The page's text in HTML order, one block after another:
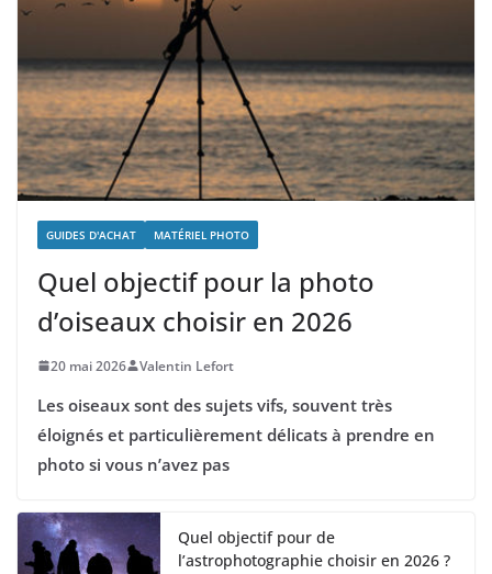
GUIDES D'ACHAT MATÉRIEL PHOTO
Quel objectif pour la photo
d’oiseaux choisir en 2026
20 mai 2026 Valentin Lefort
Les oiseaux sont des sujets vifs, souvent très
éloignés et particulièrement délicats à prendre en
photo si vous n’avez pas
Quel objectif pour de
l’astrophotographie choisir en 2026 ?